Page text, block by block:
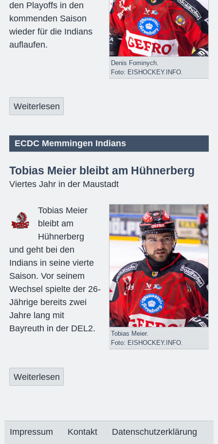
Denis Fominych.
Foto: EISHOCKEY.INFO.
den Playoffs in den
kommenden Saison
wieder für die Indians
auflaufen.
Weiterlesen
ECDC Memmingen Indians
Tobias Meier bleibt am Hühnerberg
Viertes Jahr in der Maustadt
Tobias Meier.
Foto: EISHOCKEY.INFO.
Tobias Meier
bleibt am
Hühnerberg
und geht bei den
Indians in seine vierte
Saison. Vor seinem
Wechsel spielte der 26-
Jährige bereits zwei
Jahre lang mit
Bayreuth in der DEL2.
Weiterlesen
Impressum Kontakt Datenschutzerklärung